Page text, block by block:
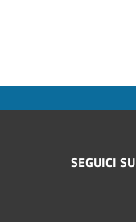
SEGUICI SU